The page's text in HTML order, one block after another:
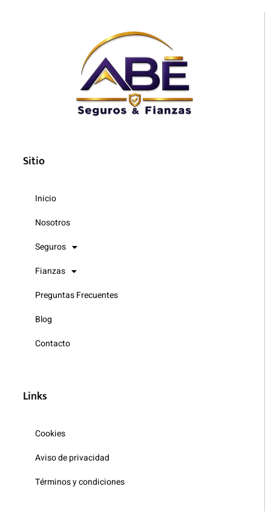
Sitio
Inicio
Nosotros
Seguros
Fianzas
Preguntas Frecuentes
Blog
Contacto
Links
Cookies
Aviso de privacidad
Términos y condiciones